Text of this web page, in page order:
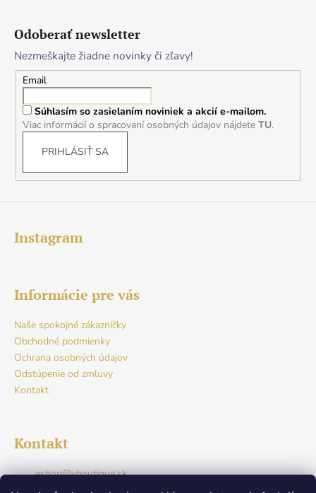
Odoberať newsletter
Nezmeškajte žiadne novinky či zľavy!
Email
Súhlasím so zasielaním noviniek a akcií e-mailom.
Viac informácií o spracovaní osobných údajov nájdete TU.
PRIHLÁSIŤ SA
Instagram
Informácie pre vás
Naše spokojné zákazníčky
Obchodné podmienky
Ochrana osobných údajov
Odstúpenie od zmluvy
Kontakt
Kontakt
eshop@vboutique.sk
+421917765941